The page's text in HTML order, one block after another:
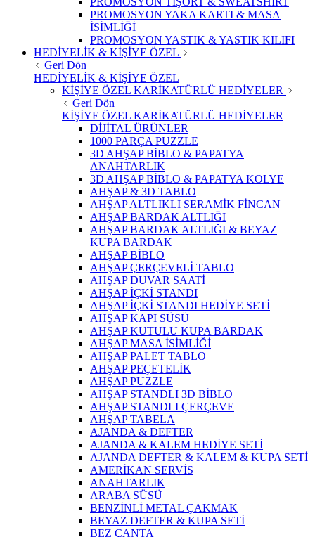
PROMOSYON YAKA KARTI & MASA
İSİMLİĞİ
PROMOSYON YASTIK & YASTIK KILIFI
HEDİYELİK & KİŞİYE ÖZEL
Geri Dön
HEDİYELİK & KİŞİYE ÖZEL
KİŞİYE ÖZEL KARİKATÜRLÜ HEDİYELER
Geri Dön
KİŞİYE ÖZEL KARİKATÜRLÜ HEDİYELER
DİJİTAL ÜRÜNLER
1000 PARÇA PUZZLE
3D AHŞAP BİBLO & PAPATYA
ANAHTARLIK
3D AHŞAP BİBLO & PAPATYA KOLYE
AHŞAP & 3D TABLO
AHŞAP ALTLIKLI SERAMİK FİNCAN
AHŞAP BARDAK ALTLIĞI
AHŞAP BARDAK ALTLIĞI & BEYAZ
KUPA BARDAK
AHŞAP BİBLO
AHŞAP ÇERÇEVELİ TABLO
AHŞAP DUVAR SAATİ
AHŞAP İÇKİ STANDI
AHŞAP İÇKİ STANDI HEDİYE SETİ
AHŞAP KAPI SÜSÜ
AHŞAP KUTULU KUPA BARDAK
AHŞAP MASA İSİMLİĞİ
AHŞAP PALET TABLO
AHŞAP PEÇETELİK
AHŞAP PUZZLE
AHŞAP STANDLI 3D BİBLO
AHŞAP STANDLI ÇERÇEVE
AHŞAP TABELA
AJANDA & DEFTER
AJANDA & KALEM HEDİYE SETİ
AJANDA DEFTER & KALEM & KUPA SETİ
AMERİKAN SERVİS
ANAHTARLIK
ARABA SÜSÜ
BENZİNLİ METAL ÇAKMAK
BEYAZ DEFTER & KUPA SETİ
BEZ ÇANTA